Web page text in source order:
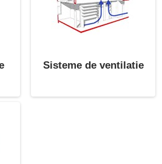
Sisteme de ventilatie